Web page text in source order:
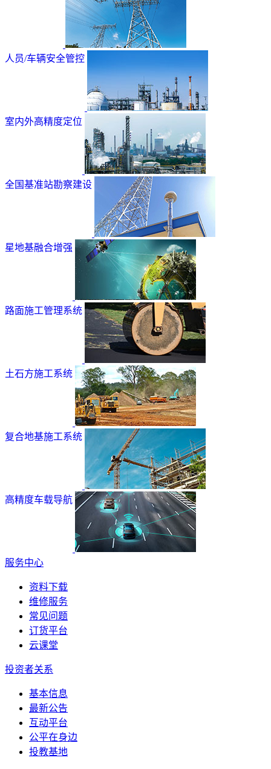
人员/车辆安全管控
室内外高精度定位
全国基准站勘察建设
星地基融合增强
路面施工管理系统
土石方施工系统
复合地基施工系统
高精度车载导航
服务中心
资料下载
维修服务
常见问题
订货平台
云课堂
投资者关系
基本信息
最新公告
互动平台
公平在身边
投教基地